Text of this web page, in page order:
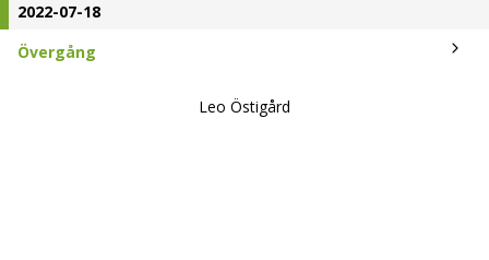
2022-07-18
Övergång
Leo Östigård